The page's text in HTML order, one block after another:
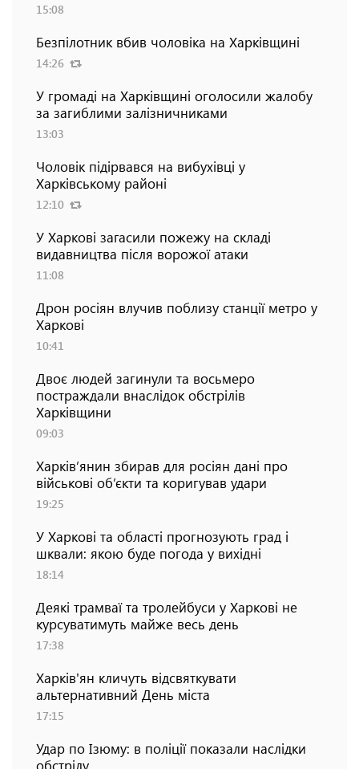
15:08
Безпілотник вбив чоловіка на Харківщині
14:26
У громаді на Харківщині оголосили жалобу
за загиблими залізничниками
13:03
Чоловік підірвався на вибухівці у
Харківському районі
12:10
У Харкові загасили пожежу на складі
видавництва після ворожої атаки
11:08
Дрон росіян влучив поблизу станції метро у
Харкові
10:41
Двоє людей загинули та восьмеро
постраждали внаслідок обстрілів
Харківщини
09:03
Харків’янин збирав для росіян дані про
військові об’єкти та коригував удари
19:25
У Харкові та області прогнозують град і
шквали: якою буде погода у вихідні
18:14
Деякі трамваї та тролейбуси у Харкові не
курсуватимуть майже весь день
17:38
Харків'ян кличуть відсвяткувати
альтернативний День міста
17:15
Удар по Ізюму: в поліції показали наслідки
обстрілу